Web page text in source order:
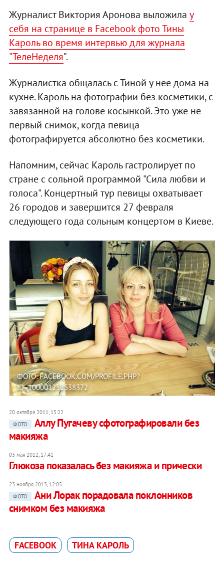
Журналист Виктория Аронова выложила у
себя на странице в Facebook фото Тины
Кароль во время интервью для журнала
"ТелеНеделя".
Журналистка общалась с Тиной у нее дома на
кухне. Кароль на фотографии без косметики, с
завязанной на голове косынкой. Это уже не
первый снимок, когда певица
фотографируется абсолютно без косметики.
Напомним, сейчас Кароль гастролирует по
стране с сольной программой "Сила любви и
голоса". Концертный тур певицы охватывает
26 городов и завершится 27 февраля
следующего года сольным концертом в Киеве.
ФОТО: FACEBOOK.COM/PROFILE.PHP?
ID=100001252538372
20 октября 2011, 15:22
ФОТО
Аллу Пугачеву сфотографировали без
макияжа
03 мая 2012, 17:41
Глюкоза показалась без макияжа и прически
23 ноября 2013, 12:05
ФОТО
Ани Лорак порадовала поклонников
снимком без макияжа
FACEBOOK ТИНА КАРОЛЬ